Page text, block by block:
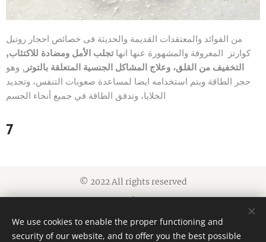
من الفوائد والمعتقدات القديمة والحديثة فى خصائص احجار روتيل
كوارتز المعروفة والمشهورة عنها انهاتجلب الأمل ومضادة للاكتئاب,
التخفيف من القلق، وعلاج المشاكل الجنسية المتعلقة بالتوتر , وهو
حجر الطاقة ويتم استخدامه ايضا لمساعدة صعوبات التنفس، وتجديد
الخلايا، وتدفق الطاقة في جميع أنحاء الجسم
7
© 2022 All rights reserved
Languages
We use cookies to enable the proper functioning and
security of our website, and to offer you the best possible